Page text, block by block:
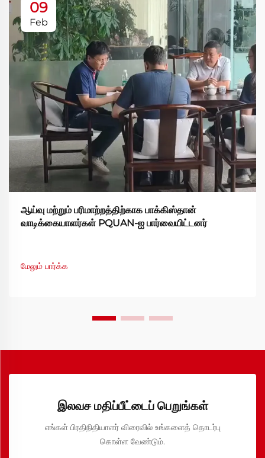
09
Feb
ஆய்வு மற்றும் பரிமாற்றத்திற்காக பாக்கிஸ்தான்
வாடிக்கையாளர்கள் PQUAN-ஐ பார்வையிட்டனர்
மேலும் பார்க்க
இலவச மதிப்பீட்டைப் பெறுங்கள்
எங்கள் பிரதிநிதியாளர் விரைவில் உங்களைத் தொடர்பு
கொள்ள வேண்டும்.